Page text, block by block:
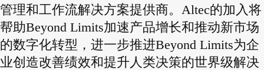
管理和工作流解决方案提供商。Altec的加入将
帮助Beyond Limits加速产品增长和推动新市场
的数字化转型，进一步推进Beyond Limits为企
业创造改善绩效和提升人类决策的世界级解决